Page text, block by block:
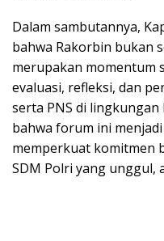
Dalam sambutannya,
bahwa Rakorbin bukan
merupakan momentum
evaluasi, refleksi, dan
serta PNS di lingkungan
bahwa forum ini
memperkuat komitmen
SDM Polri yang unggul,